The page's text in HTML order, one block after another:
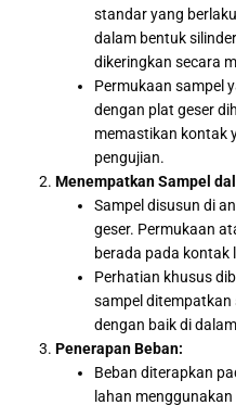
standar yang
dalam bentuk
dikeringkan secara
Permukaan sampel
dengan plat geser
memastikan kontak
pengujian.
Menempatkan Sampel
Sampel disusun di
geser. Permukaan
berada pada kontak
Perhatian khusus
sampel
dengan baik di
Penerapan Beban:
Beban diterapkan
lahan